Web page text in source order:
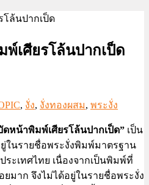
เศียรโล้นปากเป็ด
, งั่ง, งั่งทองผสม, พระงั่ง
หน้าพิมพ์เศียรโล้นปากเป็ด” เป็น
ในรายชื่อพระงั่งพิมพ์มาตรฐาน
ะเทศไทย เนื่องจากเป็นพิมพ์ที่
มาก จึงไม่ได้อยู่ในรายชื่อพระงั่ง